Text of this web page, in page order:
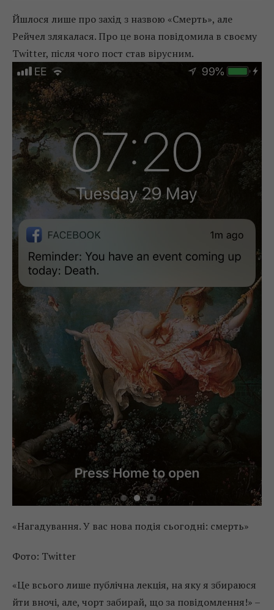
Йшлося лише про захід з назвою «Смерть», але
Рейчел злякалася. Про це вона повідомила в своєму
Twitter, після чого пост став вірусним.
«Нагадування. У вас нова подія сьогодні: смерть»
Фото: Twitter
«Це всього лише публічна лекція, на яку я збираюся
йти вночі, але, чорт забирай, що за повідомлення!» –